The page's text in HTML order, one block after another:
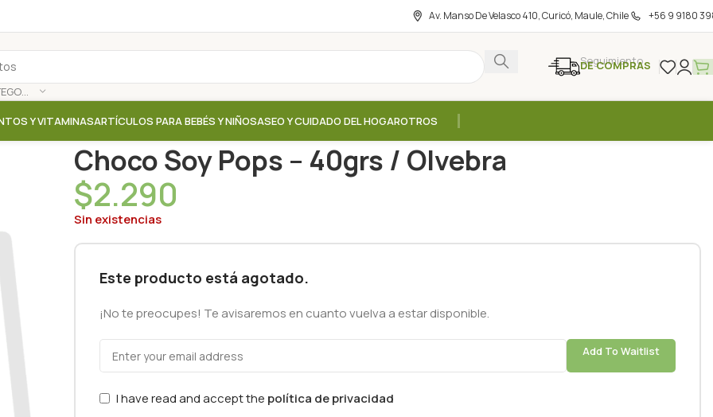
Av. Manso De Velasco 410, Curicó, Maule, Chile +56 9 9180
SELECCIONAR CATEGORÍA
Seguimiento
DE COMPRAS
Y VITAMINASARTÍCULOS PARA BEBÉS Y NIÑOSASEO Y CUIDADO DEL HOGAROTROS
Choco Soy Pops – 40grs / Olvebra
$2.290
Sin existencias
Este producto está agotado.
¡No te preocupes! Te avisaremos en cuanto vuelva a estar disponible.
Add To Waitlist
I have read and accept the política de privacidad